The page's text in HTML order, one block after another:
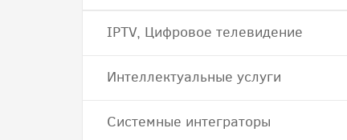
IPTV, Цифровое телевидение
Интеллектуальные услуги
Системные интеграторы